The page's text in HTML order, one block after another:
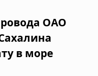
ОАО
в море